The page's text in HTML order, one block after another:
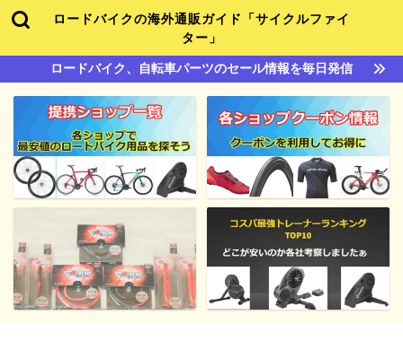
ロードバイクの海外通販ガイド「サイクルファイ
ター」
ロードバイク、自転車パーツのセール情報を毎日発信